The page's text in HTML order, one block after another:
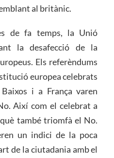
al britànic.
de fa temps, la Unió
la desafecció de la
Els referèndums
europea celebrats
i a França varen
Així com el celebrat a
també triomfà el No.
un indici de la poca
de la ciutadania amb el